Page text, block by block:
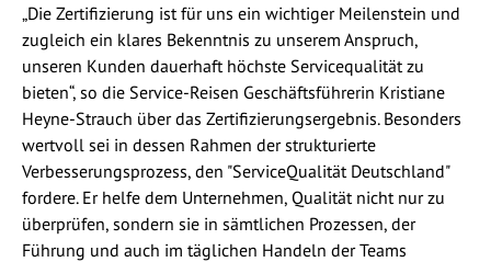
„Die Zertifizierung ist für uns ein wichtiger Meilenstein und
zugleich ein klares Bekenntnis zu unserem Anspruch,
unseren Kunden dauerhaft höchste Servicequalität zu
bieten“, so die Service-Reisen Geschäftsführerin Kristiane
Heyne-Strauch über das Zertifizierungsergebnis. Besonders
wertvoll sei in dessen Rahmen der strukturierte
Verbesserungsprozess, den "ServiceQualität Deutschland"
fordere. Er helfe dem Unternehmen, Qualität nicht nur zu
überprüfen, sondern sie in sämtlichen Prozessen, der
Führung und auch im täglichen Handeln der Teams